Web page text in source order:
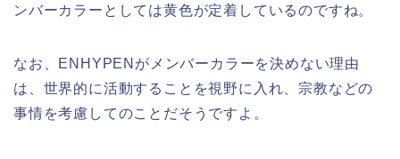
ンバーカラーとしては黄色が定着しているのですね。
なお、ENHYPENがメンバーカラーを決めない理由
は、世界的に活動することを視野に入れ、宗教などの
事情を考慮してのことだそうですよ。